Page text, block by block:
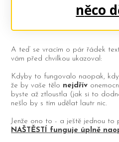
něco
A teď se vracím o pár řádek
vám před chvilkou ukazoval:
Kdyby to fungovalo naopak,
že by vaše tělo nejdřív
byste až ztloustla (jak si to
nešlo by s tím udělat lautr nic.
Jenže ono to - a ještě jednou to
NAŠTĚSTÍ funguje úplně